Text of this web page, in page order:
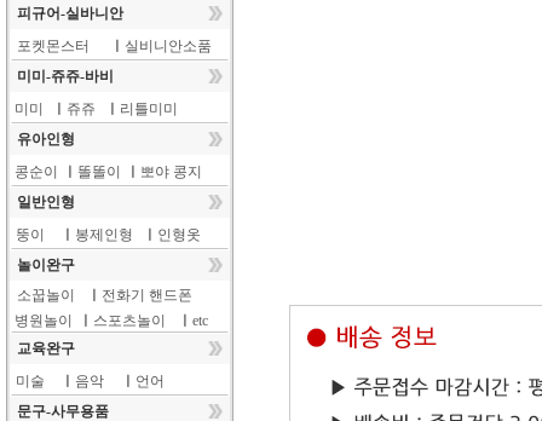
피규어-실바니안
포켓몬스터
실비니안소품
미미-쥬쥬-바비
미미
쥬쥬
리틀미미
유아인형
콩순이
똘똘이
뽀야 콩지
일반인형
뚱이
봉제인형
인형옷
놀이완구
소꿉놀이
전화기 핸드폰
병원놀이
스포츠놀이
etc
교육완구
미술
음악
언어
문구-사무용품